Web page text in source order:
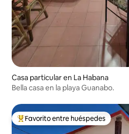
Casa particular en La Habana
Bella casa en la playa Guanabo.
Favorito entre huéspedes preferido
Favorito entre huéspedes